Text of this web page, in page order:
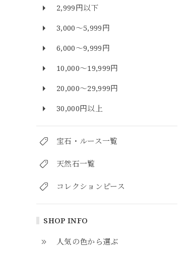
2,999円以下
3,000～5,999円
6,000～9,999円
10,000～19,999円
20,000～29,999円
30,000円以上
宝石・ルース一覧
天然石一覧
コレクションピース
SHOP INFO
人気の色から選ぶ